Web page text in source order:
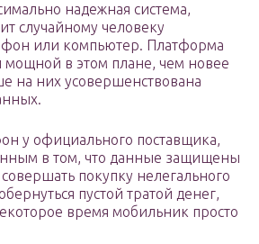
надежная система,
случайному человеку
или компьютер. Платформа
мощной в этом плане, чем новее
на них усовершенствована
у официального поставщика,
в том, что данные защищены
покупку нелегального
пустой тратой денег,
время мобильник просто